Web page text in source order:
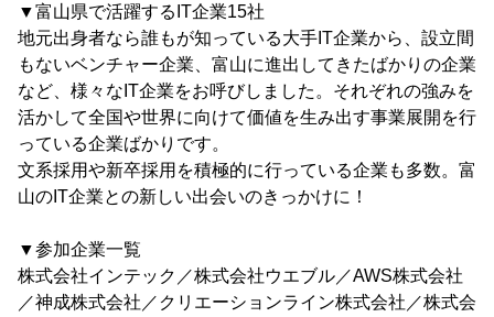
▼富山県で活躍するIT企業15社
地元出身者なら誰もが知っている大手IT企業から、設立間
もないベンチャー企業、富山に進出してきたばかりの企業
など、様々なIT企業をお呼びしました。それぞれの強みを
活かして全国や世界に向けて価値を生み出す事業展開を行
っている企業ばかりです。
文系採用や新卒採用を積極的に行っている企業も多数。富
山のIT企業との新しい出会いのきっかけに！
▼参加企業一覧
株式会社インテック／株式会社ウエブル／AWS株式会社
／神成株式会社／クリエーションライン株式会社／株式会